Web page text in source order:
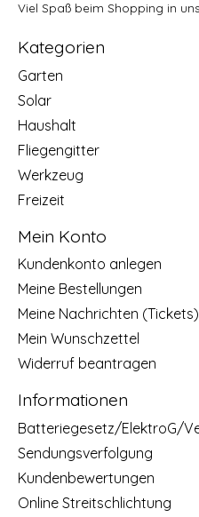
Viel Spaß beim Shopping in
Kategorien
Garten
Solar
Haushalt
Fliegengitter
Werkzeug
Freizeit
Mein Konto
Kundenkonto anlegen
Meine Bestellungen
Meine Nachrichten (Tickets)
Mein Wunschzettel
Widerruf beantragen
Informationen
Batteriegesetz/ElektroG/
Sendungsverfolgung
Kundenbewertungen
Online Streitschlichtung